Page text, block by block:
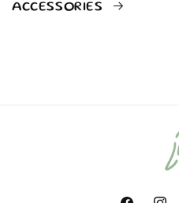
ACCESSORIES